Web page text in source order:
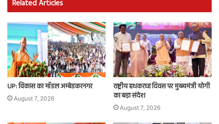
Related Articles
UP: विकास का मॉडल अम्बेडकरनगर
August 7, 2026
राष्ट्रीय हथकरघा दिवस पर मुख्यमंत्री योगी
का बड़ा संदेश
August 7, 2026